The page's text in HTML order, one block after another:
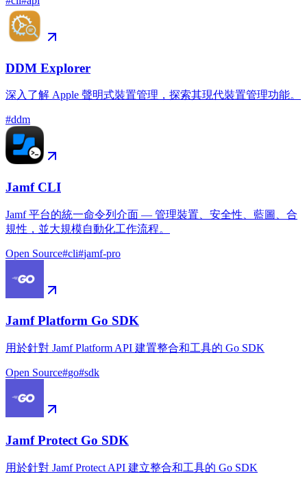
DDM Explorer
深入了解 Apple 聲明式裝置管理，探索其現代裝置管理功能。
#ddm
Jamf CLI
Jamf 平台的統一命令列介面 — 管理裝置、安全性、藍圖、合
規性，並大規模自動化工作流程。
Open Source#cli#jamf-pro
Jamf Platform Go SDK
用於針對 Jamf Platform API 建置整合和工具的 Go SDK
Open Source#go#sdk
Jamf Protect Go SDK
用於針對 Jamf Protect API 建立整合和工具的 Go SDK